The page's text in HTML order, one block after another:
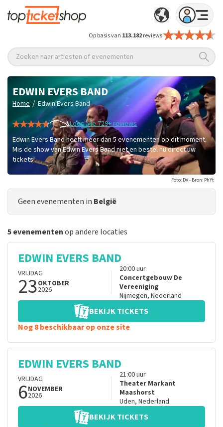
Op basis van 113.182reviews
Zoeken naar artiesten of evenementen
EDWIN EVERS BAND
Home / Edwin Evers Band
Lees alle 729+ reviews
Edwin Evers Band heeft meer dan 5 evenementen op dit moment.
Mis de show van Edwin Evers Band niet en bestel nu direct uw
tickets!
Foto: DV - Bron: PhYt
Geen evenementen in België
5 evenementenop andere locaties
EDWIN EVERS BAND
VRIJDAG
23OKTOBER
2026
20:00uur
Concertgebouw De
Vereeniging
Nijmegen, Nederland
BEKIJK TICKETS
Nog 8 beschikbaar op onze site
EDWIN EVERS BAND
VRIJDAG
6NOVEMBER
2026
21:00uur
Theater Markant
Maashorst
Uden, Nederland
BEKIJK TICKETS